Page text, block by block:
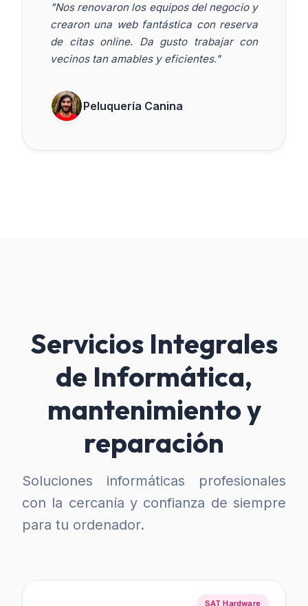
"Nos renovaron los equipos del negocio y
crearon una web fantástica con reserva
de citas online. Da gusto trabajar con
vecinos tan amables y eficientes."
Peluquería Canina
Servicios Integrales
de Informática,
mantenimiento y
reparación
Soluciones informáticas profesionales
con la cercanía y confianza de siempre
para tu ordenador.
SAT Hardware